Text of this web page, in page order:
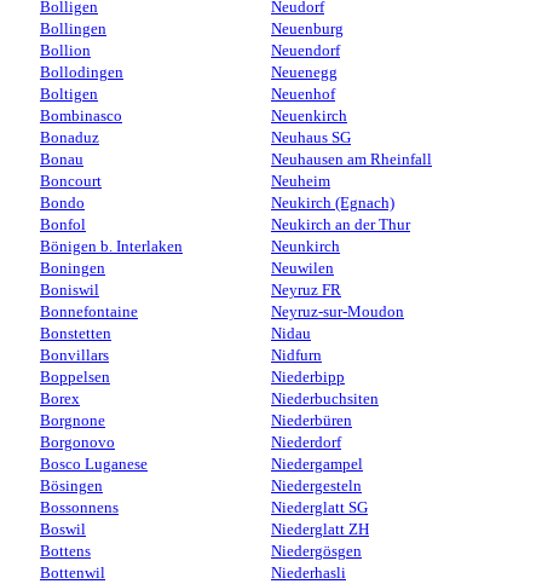
Bolligen
Bollingen
Bollion
Bollodingen
Boltigen
Bombinasco
Bonaduz
Bonau
Boncourt
Bondo
Bonfol
Bönigen b. Interlaken
Boningen
Boniswil
Bonnefontaine
Bonstetten
Bonvillars
Boppelsen
Borex
Borgnone
Borgonovo
Bosco Luganese
Bösingen
Bossonnens
Boswil
Bottens
Bottenwil
Neudorf
Neuenburg
Neuendorf
Neuenegg
Neuenhof
Neuenkirch
Neuhaus SG
Neuhausen am Rheinfall
Neuheim
Neukirch (Egnach)
Neukirch an der Thur
Neunkirch
Neuwilen
Neyruz FR
Neyruz-sur-Moudon
Nidau
Nidfurn
Niederbipp
Niederbuchsiten
Niederbüren
Niederdorf
Niedergampel
Niedergesteln
Niederglatt SG
Niederglatt ZH
Niedergösgen
Niederhasli